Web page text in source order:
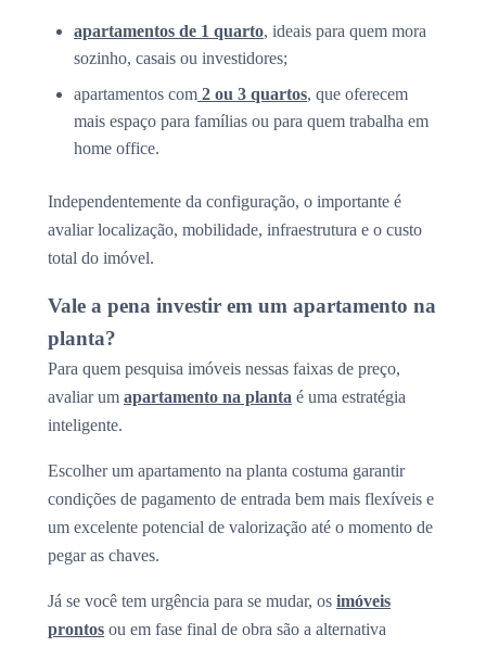
apartamentos de 1 quarto, ideais para quem mora
sozinho, casais ou investidores;
apartamentos com 2 ou 3 quartos, que oferecem
mais espaço para famílias ou para quem trabalha em
home office.
Independentemente da configuração, o importante é
avaliar localização, mobilidade, infraestrutura e o custo
total do imóvel.
Vale a pena investir em um apartamento na
planta?
Para quem pesquisa imóveis nessas faixas de preço,
avaliar um apartamento na planta é uma estratégia
inteligente.
Escolher um apartamento na planta costuma garantir
condições de pagamento de entrada bem mais flexíveis e
um excelente potencial de valorização até o momento de
pegar as chaves.
Já se você tem urgência para se mudar, os imóveis
prontos ou em fase final de obra são a alternativa